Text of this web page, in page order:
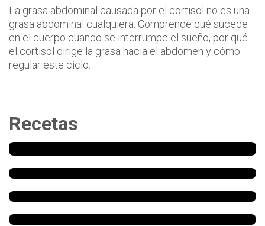
La grasa abdominal causada por el cortisol no es una
grasa abdominal cualquiera. Comprende qué sucede
en el cuerpo cuando se interrumpe el sueño, por qué
el cortisol dirige la grasa hacia el abdomen y cómo
regular este ciclo.
Recetas